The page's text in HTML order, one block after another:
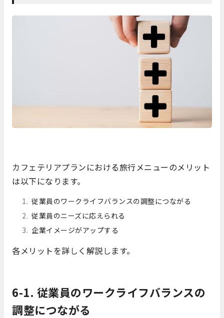
カフェテリアプランにおける旅行メニューのメリット
は以下になります。
従業員のワークライフバランスの調整につながる
従業員のニーズに応えられる
企業イメージがアップする
各メリットを詳しく解説します。
6-1. 従業員のワークライフバランスの
調整につながる